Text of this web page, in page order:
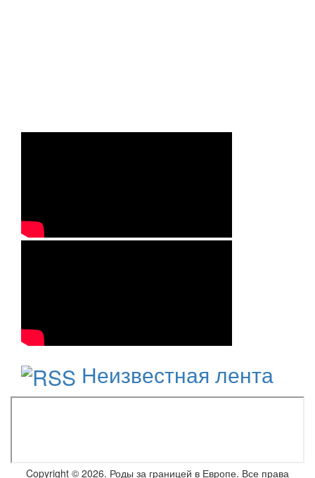
Неизвестная лента
Copyright © 2026. Роды за границей в Европе. Все права